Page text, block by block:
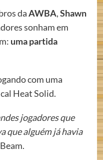
daAWBA,Shawn
sonham em
uma partida
com uma
Heat Solid.
jogadores que
que alguém já havia